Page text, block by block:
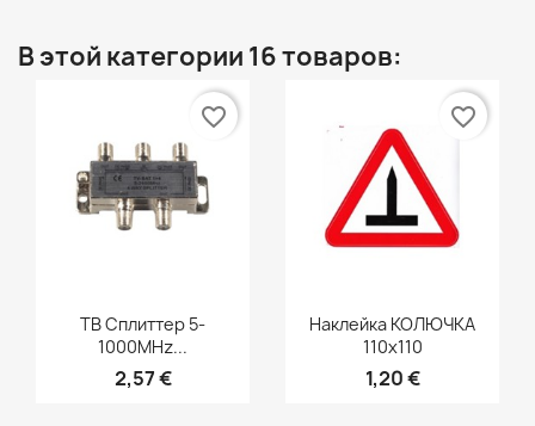
В этой категории 16 товаров:
Быстрый просмотр
ТВ Сплиттер 5-
1000MHz...
2,57 €
favorite_border
Быстрый просмотр
Наклейка КОЛЮЧКА
110x110
1,20 €
favorite_border